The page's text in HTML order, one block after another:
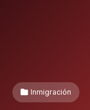
Inmigración